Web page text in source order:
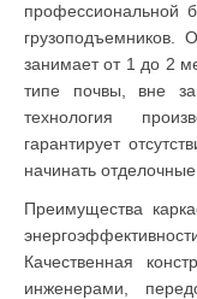
профессиональной
грузоподъемников.
занимает от 1 до 2
типе почвы, вне
технология
гарантирует
начинать
Преимущества
Качественная
инженерами,